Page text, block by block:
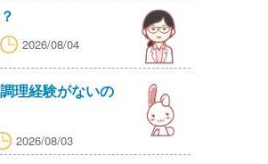
2026/08/04
理経験がないの
2026/08/03